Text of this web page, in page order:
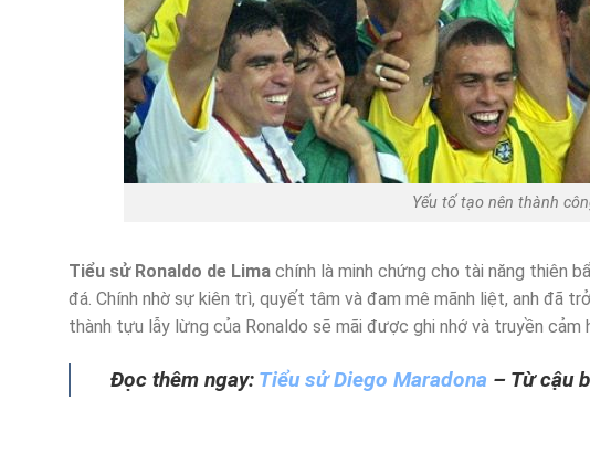
Yếu tố tạo nên thành
Tiểu sử Ronaldo de Lima chính là minh chứng cho tài năng thiên
đá. Chính nhờ sự kiên trì, quyết tâm và đam mê mãnh liệt, anh đã
thành tựu lẫy lừng của Ronaldo sẽ mãi được ghi nhớ và truyền cảm
Đọc thêm ngay: Tiểu sử Diego Maradona – Từ cậu